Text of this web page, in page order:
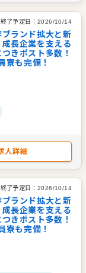
了予定日： 2026/10/14
ランド拡大と新
長企業を支える
きポスト多数！
寮も完備！
人詳細
了予定日： 2026/10/14
ランド拡大と新
長企業を支える
きポスト多数！
寮も完備！